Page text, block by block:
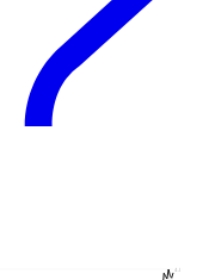
4.834